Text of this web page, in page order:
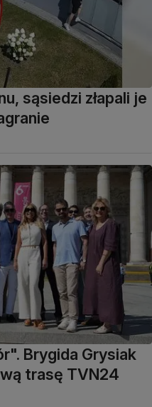
sąsiedzi złapali je
Brygida Grysiak
trasę TVN24